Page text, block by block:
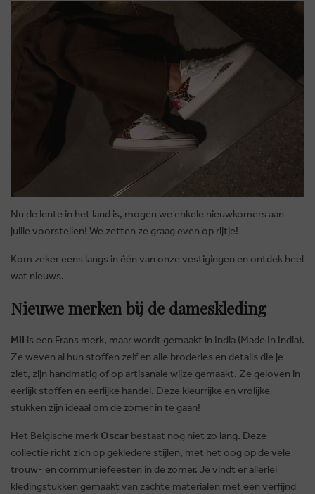
Nu de lente in het land is, mogen we enkele nieuwkomers aan
jullie voorstellen! We zetten ze graag even op rijtje!
Kom zeker eens langs in één van onze vestigingen en ontdek heel
wat nieuws.
Nieuwe merken bij de dameskleding
Mii is een Frans merk, maar wordt gemaakt in India (Made In India).
Ze weven al hun stoffen zelf en alle broderies en details die je
ziet, zijn handmatig of op artisanale wijze gemaakt. Ze geloven in
eerlijk stoffen en eerlijke handel. Deze kleurrijke en vrolijke
stukken zijn ideaal om de zomer in te gaan!
Het Belgische merk Oscar bestaat nog niet zo lang. Deze
collectie richt zich op gekledere stijlen, met het oog op de vele
trouw- en communiefeesten in de zomer. Je vindt er allerlei
kledingstukken gemaakt van zachte materialen met een verfijnd